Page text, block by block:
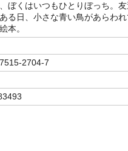
ぼくはいつもひとりぼっち。
る日、小さな青い鳥があらわ
本。
2704-7